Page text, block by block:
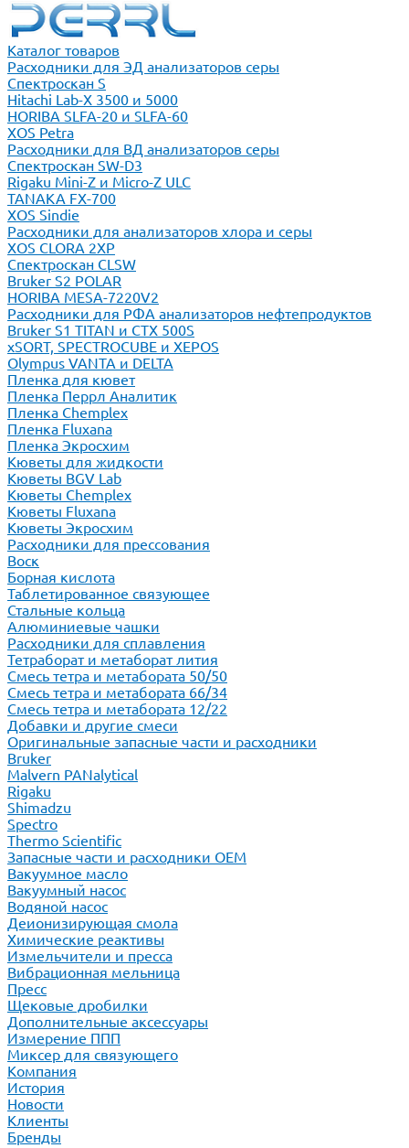
Каталог товаров
Расходники для ЭД анализаторов серы
Спектроскан S
Hitachi Lab-X 3500 и 5000
HORIBA SLFA-20 и SLFA-60
XOS Petra
Расходники для ВД анализаторов серы
Спектроскан SW-D3
Rigaku Mini-Z и Micro-Z ULC
TANAKA FX-700
XOS Sindie
Расходники для анализаторов хлора и серы
XOS CLORA 2XP
Спектроскан CLSW
Bruker S2 POLAR
HORIBA MESA-7220V2
Расходники для РФА анализаторов нефтепродуктов
Bruker S1 TITAN и CTX 500S
xSORT, SPECTROCUBE и XEPOS
Olympus VANTA и DELTA
Пленка для кювет
Пленка Перрл Аналитик
Пленка Chemplex
Пленка Fluxana
Пленка Экросхим
Кюветы для жидкости
Кюветы BGV Lab
Кюветы Chemplex
Кюветы Fluxana
Кюветы Экросхим
Расходники для прессования
Воск
Борная кислота
Таблетированное связующее
Стальные кольца
Алюминиевые чашки
Расходники для сплавления
Тетраборат и метаборат лития
Смесь тетра и метабората 50/50
Смесь тетра и метабората 66/34
Смесь тетра и метабората 12/22
Добавки и другие смеси
Оригинальные запасные части и расходники
Bruker
Malvern PANalytical
Rigaku
Shimadzu
Spectro
Thermo Scientific
Запасные части и расходники ОЕМ
Вакуумное масло
Вакуумный насос
Водяной насос
Деионизирующая смола
Химические реактивы
Измельчители и пресса
Вибрационная мельница
Пресс
Щековые дробилки
Дополнительные аксессуары
Измерение ППП
Миксер для связующего
Компания
История
Новости
Клиенты
Бренды